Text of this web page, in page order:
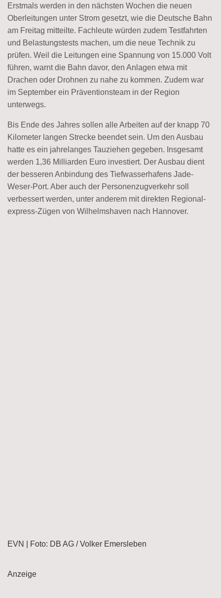
Erstmals werden in den nächsten Wochen die neuen
Oberleitungen unter Strom gesetzt, wie die Deutsche Bahn
am Freitag mitteilte. Fachleute würden zudem Testfahrten
und Belastungs­tests machen, um die neue Technik zu
prüfen. Weil die Leitungen eine Spannung von 15.000 Volt
führen, warnt die Bahn davor, den Anlagen etwa mit
Drachen oder Drohnen zu nahe zu kommen. Zudem war
im September ein Präventions­team in der Region
unterwegs.
Bis Ende des Jahres sollen alle Arbeiten auf der knapp 70
Kilometer langen Strecke beendet sein. Um den Ausbau
hatte es ein jahre­langes Tauziehen gegeben. Insgesamt
werden 1,36 Milliarden Euro investiert. Der Ausbau dient
der besseren Anbindung des Tiefwasser­hafens Jade-
Weser-Port. Aber auch der Personen­zug­verkehr soll
verbessert werden, unter anderem mit direkten Regional­
express-Zügen von Wilhelmshaven nach Hannover.
EVN | Foto: DB AG / Volker Emersleben
Anzeige